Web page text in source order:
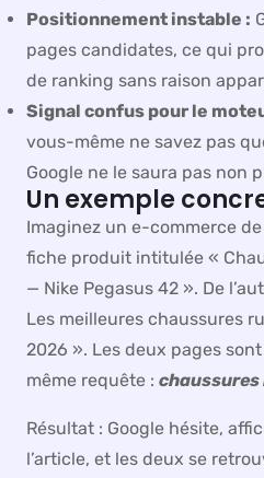
Positionnement instable :
pages candidates, ce qui
de ranking sans raison
Signal confus pour le
vous-même ne savez pas
Google ne le saura pas non
Un exemple
Imaginez un e-commerce
fiche produit intitulée «
— Nike Pegasus 42 ». De
Les meilleures chaussures
2026 ». Les deux pages
même requête : chaussures
Résultat : Google hésite,
l’article, et les deux se